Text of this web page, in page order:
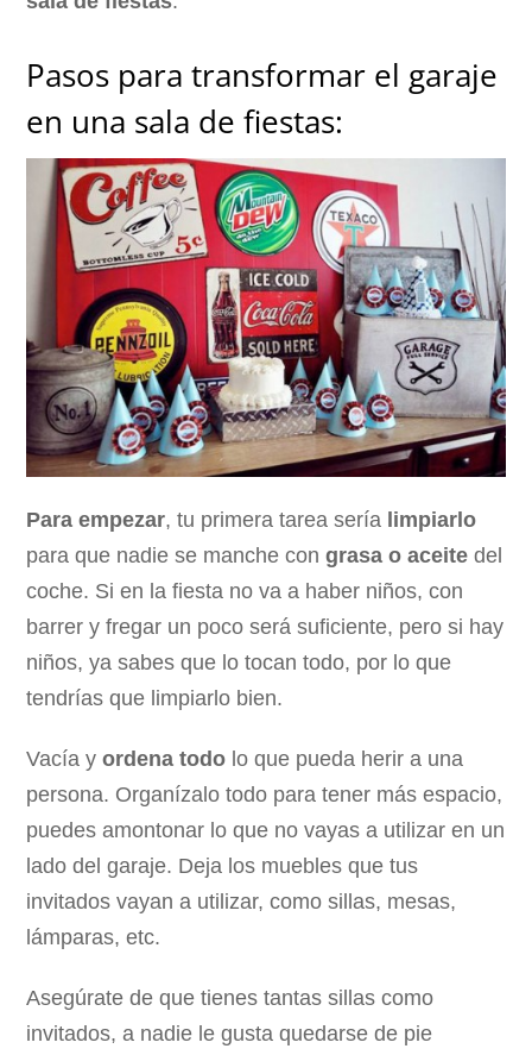
Pasos para transformar el garaje
en una sala de fiestas:
Para empezar, tu primera tarea sería limpiarlo
para que nadie se manche congrasa o aceite del
coche. Si en la fiesta no va a haber niños, con
barrer y fregar un poco será suficiente, pero si hay
niños, ya sabes que lo tocan todo, por lo que
tendrías que limpiarlo bien.
Vacía yordena todo lo que pueda herir a una
persona. Organízalo todo para tener más espacio,
puedes amontonar lo que no vayas a utilizar en un
lado del garaje. Deja los muebles que tus
invitados vayan a utilizar, como sillas, mesas,
lámparas, etc.
Asegúrate de que tienes tantas sillas como
invitados, a nadie le gusta quedarse de pie